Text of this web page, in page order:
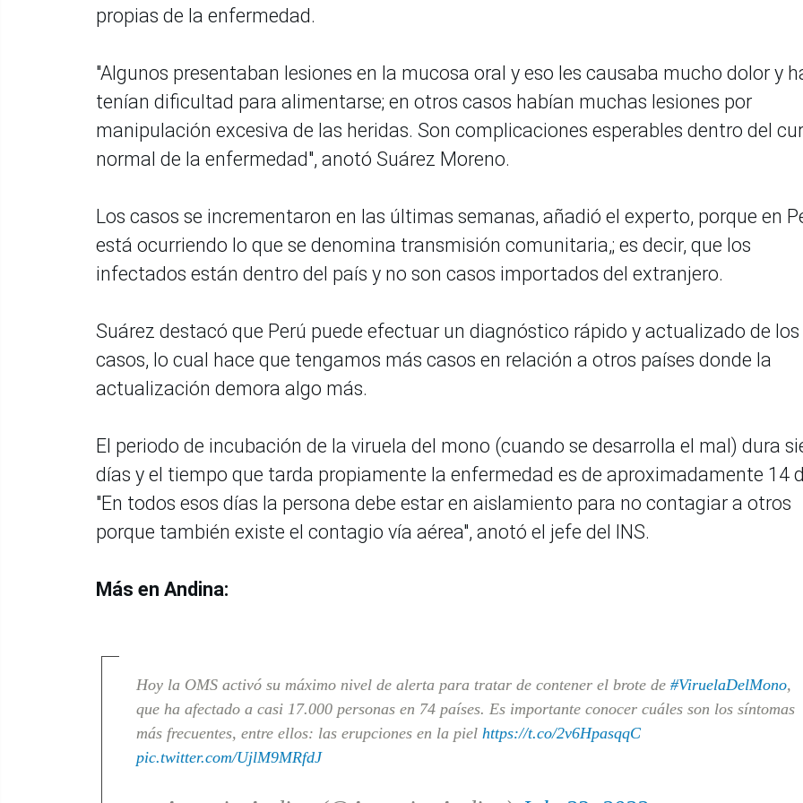
propias de la enfermedad.
"Algunos presentaban lesiones en la mucosa oral y eso les causaba mucho dolor y
tenían dificultad para alimentarse; en otros casos habían muchas lesiones por
manipulación excesiva de las heridas. Son complicaciones esperables dentro del
normal de la enfermedad", anotó Suárez Moreno.
Los casos se incrementaron en las últimas semanas, añadió el experto, porque en
está ocurriendo lo que se denomina transmisión comunitaria,; es decir, que los
infectados están dentro del país y no son casos importados del extranjero.
Suárez destacó que Perú puede efectuar un diagnóstico rápido y actualizado de los
casos, lo cual hace que tengamos más casos en relación a otros países donde la
actualización demora algo más.
El periodo de incubación de la viruela del mono (cuando se desarrolla el mal) dura
días y el tiempo que tarda propiamente la enfermedad es de aproximadamente 14
"En todos esos días la persona debe estar en aislamiento para no contagiar a otros
porque también existe el contagio vía aérea", anotó el jefe del INS.
Más en Andina:
Hoy la OMS activó su máximo nivel de alerta para tratar de contener el brote de #ViruelaDelMono,
que ha afectado a casi 17.000 personas en 74 países. Es importante conocer cuáles son los síntomas
más frecuentes, entre ellos: las erupciones en la piel https://t.co/2v6HpasqqC
pic.twitter.com/UjlM9MRfdJ